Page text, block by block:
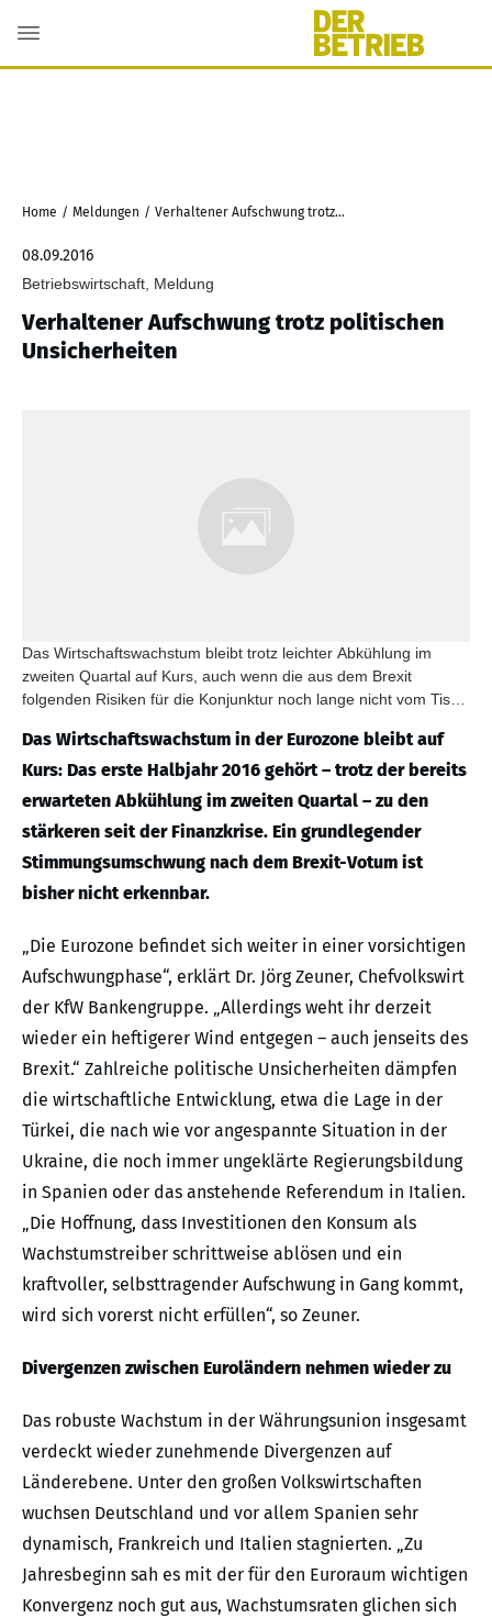
Home / Meldungen / Verhaltener Aufschwung trotz politischen Unsicherheiten
08.09.2016
Betriebswirtschaft, Meldung
Verhaltener Aufschwung trotz politischen
Unsicherheiten
Das Wirtschaftswachstum bleibt trotz leichter Abkühlung im
zweiten Quartal auf Kurs, auch wenn die aus dem Brexit
folgenden Risiken für die Konjunktur noch lange nicht vom Tisch
Das Wirtschaftswachstum in der Eurozone bleibt auf
Kurs: Das erste Halbjahr 2016 gehört – trotz der bereits
erwarteten Abkühlung im zweiten Quartal – zu den
stärkeren seit der Finanzkrise. Ein grundlegender
Stimmungsumschwung nach dem Brexit-Votum ist
bisher nicht erkennbar.
„Die Eurozone befindet sich weiter in einer vorsichtigen
Aufschwungphase“, erklärt Dr. Jörg Zeuner, Chefvolkswirt
der KfW Bankengruppe. „Allerdings weht ihr derzeit
wieder ein heftigerer Wind entgegen – auch jenseits des
Brexit.“ Zahlreiche politische Unsicherheiten dämpfen
die wirtschaftliche Entwicklung, etwa die Lage in der
Türkei, die nach wie vor angespannte Situation in der
Ukraine, die noch immer ungeklärte Regierungsbildung
in Spanien oder das anstehende Referendum in Italien.
„Die Hoffnung, dass Investitionen den Konsum als
Wachstumstreiber schrittweise ablösen und ein
kraftvoller, selbsttragender Aufschwung in Gang kommt,
wird sich vorerst nicht erfüllen“, so Zeuner.
Divergenzen zwischen Euroländern nehmen wieder zu
Das robuste Wachstum in der Währungsunion insgesamt
verdeckt wieder zunehmende Divergenzen auf
Länderebene. Unter den großen Volkswirtschaften
wuchsen Deutschland und vor allem Spanien sehr
dynamisch, Frankreich und Italien stagnierten. „Zu
Jahresbeginn sah es mit der für den Euroraum wichtigen
Konvergenz noch gut aus, Wachstumsraten glichen sich